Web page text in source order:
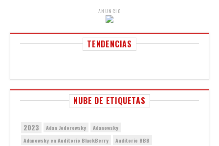
ANUNCIO
TENDENCIAS
NUBE DE ETIQUETAS
2023 Adan Jodorowsky
Adanowsky
Adanowsky en Auditorio BlackBerry
Auditorio BBB